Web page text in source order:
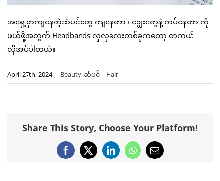
အရှေ့မှာကျနေတဲ့ဆံပင်တွေ ကျနေတာ ၊ ချွေးတွေနဲ့ ကပ်နေတာ ကို
ဖယ်ဖို့အတွက် Headbands လှလှလေးတစ်ခုကတော့ တကယ်
လိုအပ်ပါတယ်။
April 27th, 2024 | Beauty,ဆံပင် – Hair
Share This Story, Choose Your Platform!
Facebook
X LinkedInWhatsApp
Email